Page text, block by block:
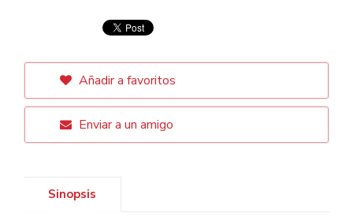
Añadir a favoritos
Enviar a un amigo
Sinopsis